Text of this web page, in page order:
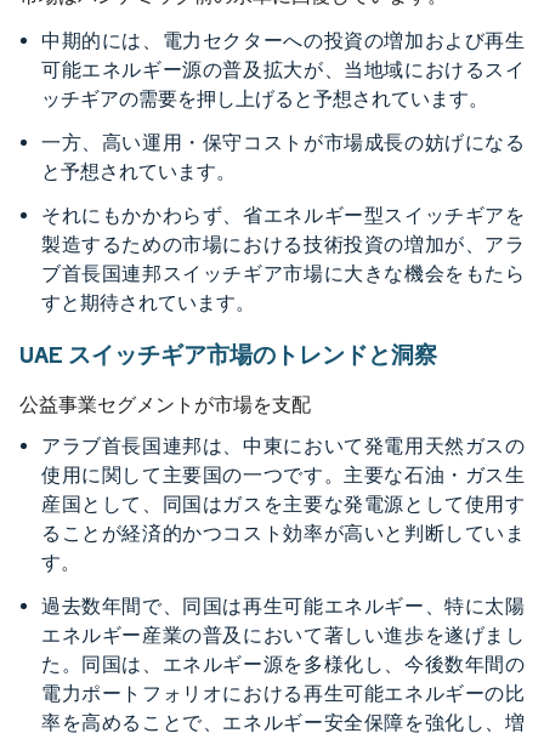
中期的には、電力セクターへの投資の増加および再生
可能エネルギー源の普及拡大が、当地域におけるスイ
ッチギアの需要を押し上げると予想されています。
一方、高い運用・保守コストが市場成長の妨げになる
と予想されています。
それにもかかわらず、省エネルギー型スイッチギアを
製造するための市場における技術投資の増加が、アラ
ブ首長国連邦スイッチギア市場に大きな機会をもたら
すと期待されています。
UAE スイッチギア市場のトレンドと洞察
公益事業セグメントが市場を支配
アラブ首長国連邦は、中東において発電用天然ガスの
使用に関して主要国の一つです。主要な石油・ガス生
産国として、同国はガスを主要な発電源として使用す
ることが経済的かつコスト効率が高いと判断していま
す。
過去数年間で、同国は再生可能エネルギー、特に太陽
エネルギー産業の普及において著しい進歩を遂げまし
た。同国は、エネルギー源を多様化し、今後数年間の
電力ポートフォリオにおける再生可能エネルギーの比
率を高めることで、エネルギー安全保障を強化し、増